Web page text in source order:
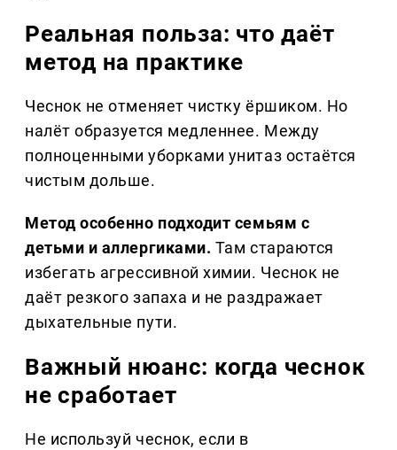
Реальная польза: что даёт
метод на практике
Чеснок не отменяет чистку ёршиком. Но
налёт образуется медленнее. Между
полноценными уборками унитаз остаётся
чистым дольше.
Метод особенно подходит семьям с
детьми и аллергиками. Там стараются
избегать агрессивной химии. Чеснок не
даёт резкого запаха и не раздражает
дыхательные пути.
Важный нюанс: когда чеснок
не сработает
Не используй чеснок, если в